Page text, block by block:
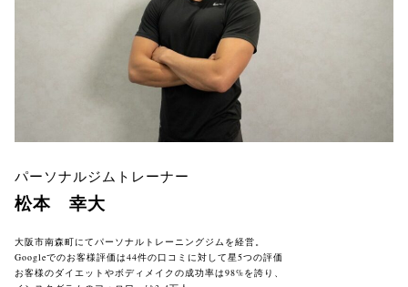
パーソナルジムトレーナー
松本 幸大
大阪市南森町にてパーソナルトレーニングジムを経営。
Googleでのお客様評価は44件の口コミに対して星5つの評価
お客様のダイエットやボディメイクの成功率は98%を誇り、